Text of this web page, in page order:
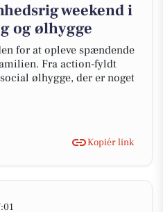
weekend i
og ølhygge
for at opleve spændende
Fra action-fyldt
ølhygge, der er noget
Kopiér link